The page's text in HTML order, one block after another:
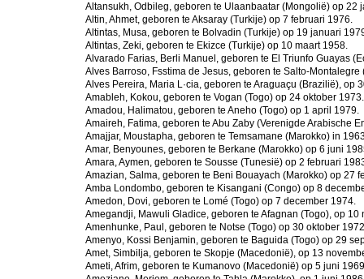
Altansukh, Odbileg, geboren te Ulaanbaatar (Mongolië) op 22
Altin, Ahmet, geboren te Aksaray (Turkije) op 7 februari 1976.
Altintas, Musa, geboren te Bolvadin (Turkije) op 19 januari
Altintas, Zeki, geboren te Ekizce (Turkije) op 10 maart 1958.
Alvarado Farias, Berli Manuel, geboren te El Triunfo Guayas
Alves Barroso, Fsstima de Jesus, geboren te Salto-
Alves Pereira, Maria L·cia, geboren te Araguaçu (Brazilië), op
Amableh, Kokou, geboren te Vogan (Togo) op 24 oktober 1973.
Amadou, Halimatou, geboren te Aneho (Togo) op 1 april 1979.
Amaireh, Fatima, geboren te Abu Zaby (Verenigde Arabische
Amajjar, Moustapha, geboren te Temsamane (Marokko) in
Amar, Benyounes, geboren te Berkane (Marokko) op 6 juni
Amara, Aymen, geboren te Sousse (Tunesië) op 2 februari
Amazian, Salma, geboren te Beni Bouayach (Marokko) op 27
Amba Londombo, geboren te Kisangani (Congo) op 8
Amedon, Dovi, geboren te Lomé (Togo) op 7 december 1974.
Amegandji, Mawuli Gladice, geboren te Afagnan (Togo), op 10
Amenhunke, Paul, geboren te Notse (Togo) op 30 oktober
Amenyo, Kossi Benjamin, geboren te Baguida (Togo) op 29
Amet, Simbilja, geboren te Skopje (Macedonië), op 13
Ameti, Afrim, geboren te Kumanovo (Macedonië) op 5 juni